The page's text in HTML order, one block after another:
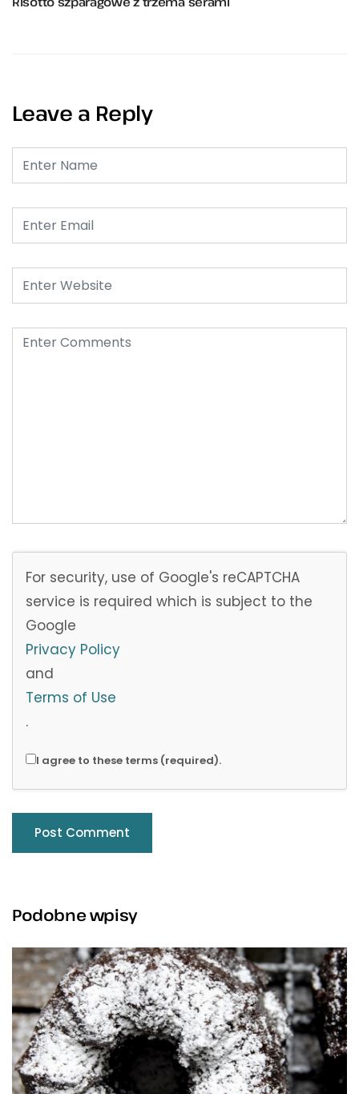
Leave a Reply
For security, use of Google's reCAPTCHA
service is required which is subject to the
Google
Privacy Policy
and
Terms of Use
.
I agree to these terms (required).
Podobne wpisy